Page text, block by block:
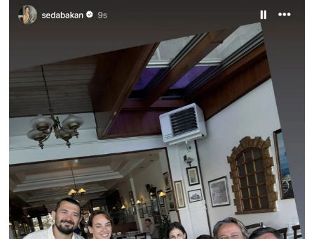
Sağlık
Teknoloji
Türkiye'nin Geleceği
Türkiye'nin Gündemi
Yerel Gündem
Yerel Yaşam